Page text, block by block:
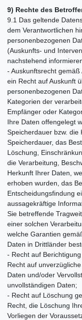
9) Rechte des
9.1 Das geltende
dem Verantwortlichen
personenbezogenen
(Auskunfts- und
nachstehend
- Auskunftsrecht
ein Recht auf Auskunft
personenbezogenen
Kategorien der
Empfänger oder
Ihre Daten offengelegt
Speicherdauer bzw.
Speicherdauer, das
Löschung,
die Verarbeitung,
Herkunft Ihrer Daten,
erhoben wurden, das
Entscheidungsfindung
aussagekräftige
Sie betreffende
einer solchen
welche Garantien
Daten in Drittländer
- Recht auf
Recht auf
Daten und/oder
unvollständigen Daten;
- Recht auf Löschung
Recht, die Löschung
Vorliegen der